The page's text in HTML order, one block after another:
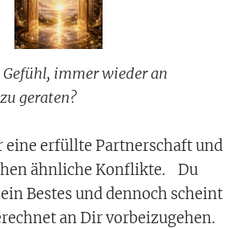
Gefühl, immer wieder an
geraten?
eine erfüllte Partnerschaft und
ähnliche Konflikte. Du
Bestes und dennoch scheint
an Dir vorbeizugehen.